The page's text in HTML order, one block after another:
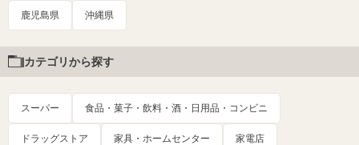
鹿児島県 沖縄県
カテゴリから探す
スーパー 食品・菓子・飲料・酒・日用品・コンビニ
ドラッグストア 家具・ホームセンター 家電店